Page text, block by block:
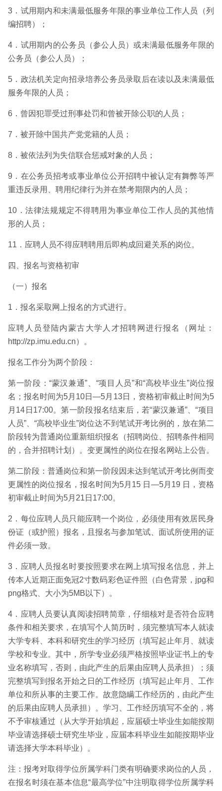
3．试用期内和未满最低服务年限的事业单位工作人员（列
编招聘）；
4．试用期内的公务员（参公人员）或未满最低服务年限的
公务员（参公人员）；
5．政法机关定向招录培养公务员录取后在读以及未满最低
服务年限的人员；
6．曾因犯罪受过刑事处罚和曾被开除公职的人员；
7．被开除中国共产党党籍的人员；
8．被依法列为失信联合惩戒对象的人员；
9．在公务员招考或事业单位公开招聘中被认定有舞弊等严
重违反录用、聘用纪律行为并在禁考期限内的人员；
10．法律法规规定不得聘用为事业单位工作人员的其他情
形的人员；
11．应聘人员不得应聘聘用后即构成回避关系的岗位。
四、报名与资格初审
（一）报名
1．报名采取网上报名的方式进行。
应聘人员登陆内蒙古大学人才招聘网进行报名（网址：
http://zp.imu.edu.cn）。
报名工作分为两个阶段：
第一阶段：“蒙汉兼通”、“项目人员”和“高校毕业生”岗位报
名；报名时间为5月10日—5月13日，资格初审截止时间为5
月14日17:00。第一阶段报名结束后，若“蒙汉兼通”、“项目
人员”、“高校毕业生”岗位达不到笔试开考比例的，放在第二
阶段转为普通岗位重新组织报名（招聘岗位、招聘条件相同
的，合并招聘计划）。变更属性的岗位在报名网站上公告。
第二阶段：普通岗位和第一阶段因未达到笔试开考比例而变
更属性的岗位报名，报名时间为5月15 日—5月19 日，资格
初审截止时间为5月21日17:00。
2．每位应聘人员只能应聘一个岗位，必须使用有效居民身
份证（或护照）报名，且报名与参加笔试、面试所使用的证
件必须一致。
3．应聘人员报名时要按照要求在网上填写报名信息，并上
传本人近期正面免冠2寸数码彩色证件照（白色背景，jpg和
png格式、大小为5MB以下）。
4．应聘人员要认真阅读招聘简章，仔细核对是否符合应聘
条件和相关要求，在填写个人简历时，须完整填写本人就读
大学专科、本科和研究生的学习经历（填写起止年月、就读
学校和专业。其中，所学专业必须严格按照毕业证书上的专
业名称填写，否则，由此产生的后果由应聘人员承担）；须
完整填写到报名开始之日的工作经历（填写起止年月、工作
单位和所从事的主要工作。故意隐瞒工作经历的，由此产生
的后果由应聘人员承担）。学习、工作经历填写不全的，将
不予审核通过（从大学开始填起，应届硕士毕业生如能按期
毕业请选择硕士研究生毕业，应届本科毕业生如能按期毕业
请选择大学本科毕业）。
注：报考对取得学位所属学科门类有明确要求岗位的人员，
在报名时须在基本信息“最高学位”中注明取得学位所属学科